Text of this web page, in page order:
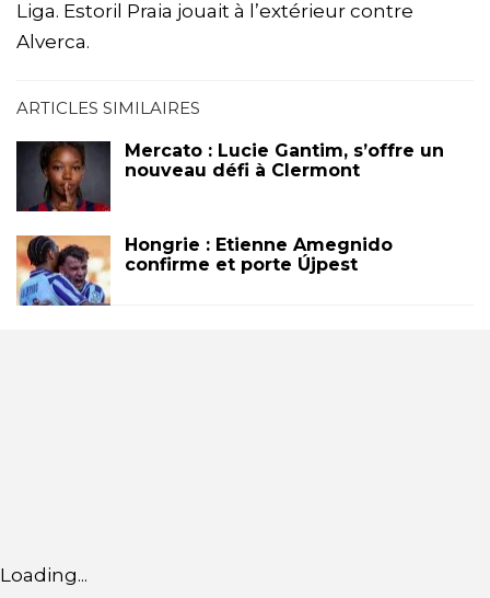
Liga. Estoril Praia jouait à l’extérieur contre
Alverca.
ARTICLES SIMILAIRES
Mercato : Lucie Gantim, s’offre un
nouveau défi à Clermont
Hongrie : Etienne Amegnido
confirme et porte Újpest
Loading...